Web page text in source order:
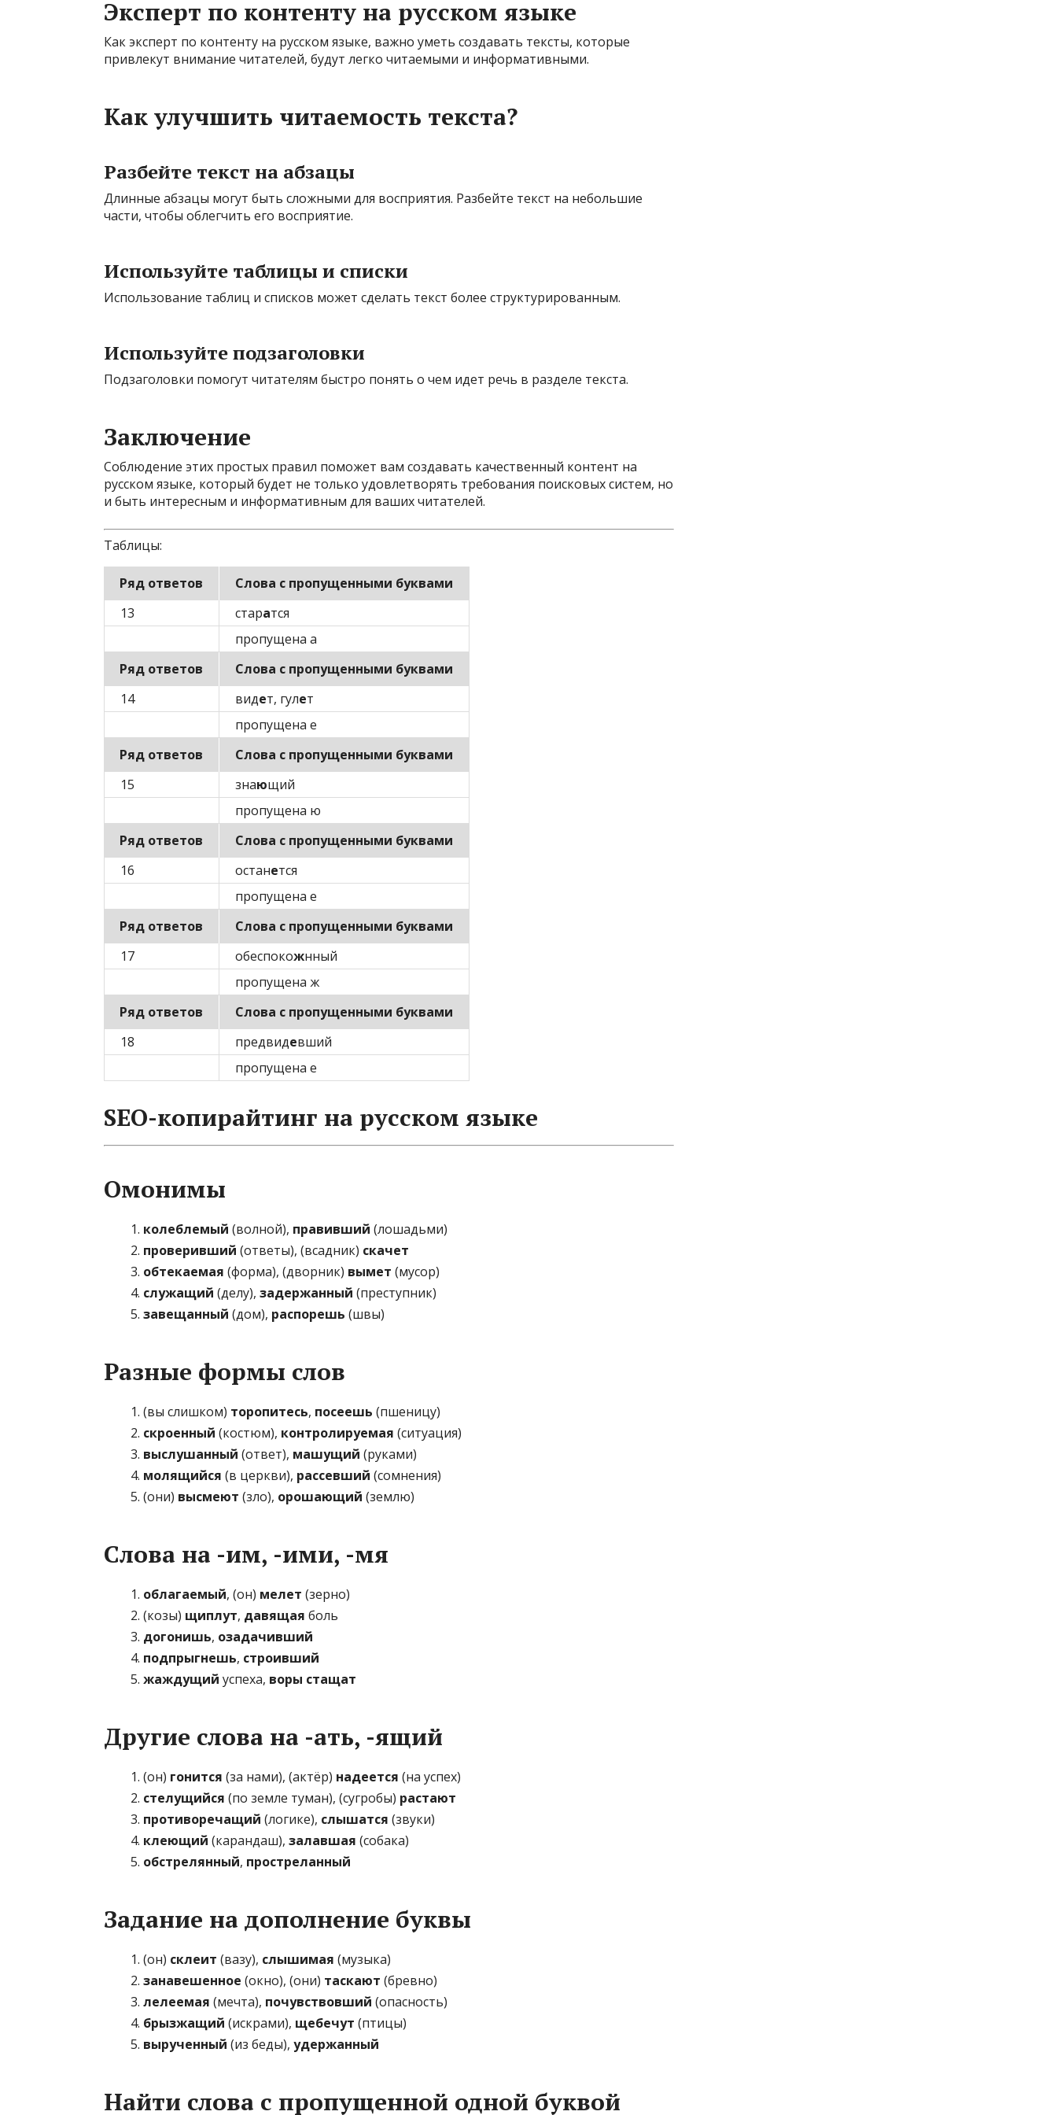
Эксперт по контенту на русском языке
Как эксперт по контенту на русском языке, важно уметь создавать тексты, которые
привлекут внимание читателей, будут легко читаемыми и информативными.
Как улучшить читаемость текста?
Разбейте текст на абзацы
Длинные абзацы могут быть сложными для восприятия. Разбейте текст на небольшие
части, чтобы облегчить его восприятие.
Используйте таблицы и списки
Использование таблиц и списков может сделать текст более структурированным.
Используйте подзаголовки
Подзаголовки помогут читателям быстро понять о чем идет речь в разделе текста.
Заключение
Соблюдение этих простых правил поможет вам создавать качественный контент на
русском языке, который будет не только удовлетворять требования поисковых систем, но
и быть интересным и информативным для ваших читателей.
Таблицы:
Ряд ответов
Слова с пропущенными буквами
13
старатся
пропущена а
Ряд ответов
Слова с пропущенными буквами
14
видет, гулет
пропущена е
Ряд ответов
Слова с пропущенными буквами
15
знающий
пропущена ю
Ряд ответов
Слова с пропущенными буквами
16
останется
пропущена е
Ряд ответов
Слова с пропущенными буквами
17
обеспокожнный
пропущена ж
Ряд ответов
Слова с пропущенными буквами
18
предвидевший
пропущена е
SEO-копирайтинг на русском языке
Омонимы
колеблемый (волной), правивший (лошадьми)
проверивший (ответы), (всадник) скачет
обтекаемая (форма), (дворник) вымет (мусор)
служащий (делу), задержанный (преступник)
завещанный (дом), распорешь (швы)
Разные формы слов
(вы слишком) торопитесь, посеешь (пшеницу)
скроенный (костюм), контролируемая (ситуация)
выслушанный (ответ), машущий (руками)
молящийся (в церкви), рассевший (сомнения)
(они) высмеют (зло), орошающий (землю)
Слова на -им, -ими, -мя
облагаемый, (он) мелет (зерно)
(козы) щиплут, давящая боль
догонишь, озадачивший
подпрыгнешь, строивший
жаждущий успеха, воры стащат
Другие слова на -ать, -ящий
(он) гонится (за нами), (актёр) надеется (на успех)
стелущийся (по земле туман), (сугробы) растают
противоречащий (логике), слышатся (звуки)
клеющий (карандаш), залавшая (собака)
обстрелянный, простреланный
Задание на дополнение буквы
(он) склеит (вазу), слышимая (музыка)
занавешенное (окно), (они) таскают (бревно)
лелеемая (мечта), почувствовший (опасность)
брызжащий (искрами), щебечут (птицы)
вырученный (из беды), удержанный
Найти слова с пропущенной одной буквой